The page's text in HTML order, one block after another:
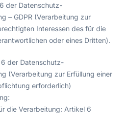
der Datenschutz-
– GDPR (Verarbeitung zur
Interessen des für die
oder eines Dritten).
der Datenschutz-
(Verarbeitung zur Erfüllung einer
erforderlich)
die Verarbeitung: Artikel 6